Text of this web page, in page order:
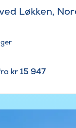
Løkken,
kr 15 947